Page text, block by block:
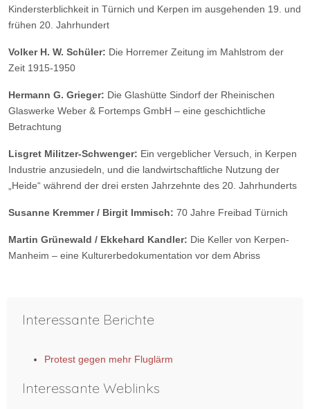
Kindersterblichkeit in Türnich und Kerpen im ausgehenden 19. und
frühen 20. Jahrhundert
Volker H. W. Schüler: Die Horremer Zeitung im Mahlstrom der
Zeit 1915-1950
Hermann G. Grieger: Die Glashütte Sindorf der Rheinischen
Glaswerke Weber & Fortemps GmbH – eine geschichtliche
Betrachtung
Lisgret Militzer-Schwenger: Ein vergeblicher Versuch, in Kerpen
Industrie anzusiedeln, und die landwirtschaftliche Nutzung der
„Heide“ während der drei ersten Jahrzehnte des 20. Jahrhunderts
Susanne Kremmer / Birgit Immisch: 70 Jahre Freibad Türnich
Martin Grünewald / Ekkehard Kandler: Die Keller von Kerpen-
Manheim – eine Kulturerbedokumentation vor dem Abriss
Interessante Berichte
Protest gegen mehr Fluglärm
Interessante Weblinks